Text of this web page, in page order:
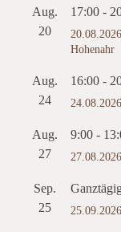
Aug.
20
17:00-
Hohenahr
Aug.
24
16:00-
Aug.
27
9:00-
Sep.
25